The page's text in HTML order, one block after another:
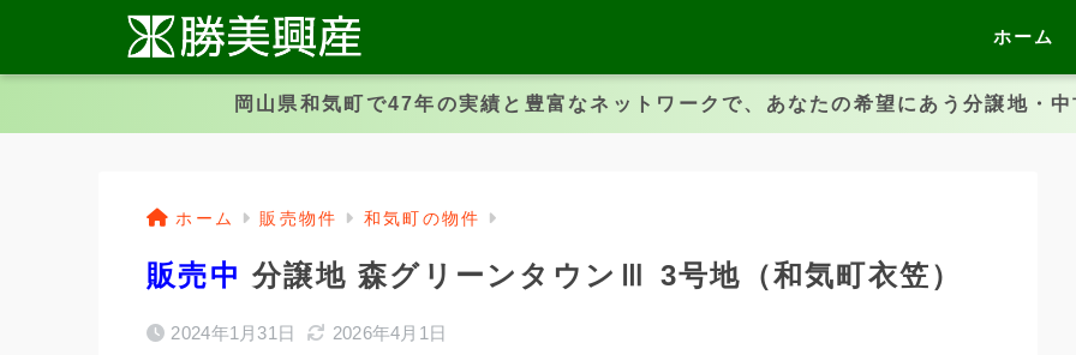
ホーム
岡山県和気町で47年の実績と豊富なネットワークで、あなたの希望にあう分譲地・
ホーム 販売物件 和気町の物件
販売中分譲地 森グリーンタウンⅢ 3号地（和気町衣笠）
2024年1月31日 2026年4月1日